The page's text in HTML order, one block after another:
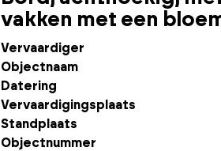
vakken met een
Vervaardiger
Objectnaam
Datering
Vervaardigingsplaats
Standplaats
Objectnummer